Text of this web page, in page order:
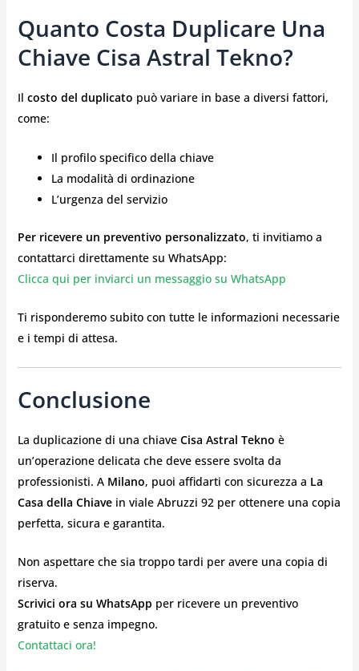
Quanto Costa Duplicare Una
Chiave Cisa Astral Tekno?
Il costo del duplicato può variare in base a diversi fattori,
come:
Il profilo specifico della chiave
La modalità di ordinazione
L’urgenza del servizio
Per ricevere un preventivo personalizzato, ti invitiamo a
contattarci direttamente su WhatsApp:
Clicca qui per inviarci un messaggio su WhatsApp
Ti risponderemo subito con tutte le informazioni necessarie
e i tempi di attesa.
Conclusione
La duplicazione di una chiave Cisa Astral Tekno è
un’operazione delicata che deve essere svolta da
professionisti. A Milano, puoi affidarti con sicurezza a La
Casa della Chiavein viale Abruzzi 92 per ottenere una copia
perfetta, sicura e garantita.
Non aspettare che sia troppo tardi per avere una copia di
riserva.
Scrivici ora su WhatsApp per ricevere un preventivo
gratuito e senza impegno.
Contattaci ora!